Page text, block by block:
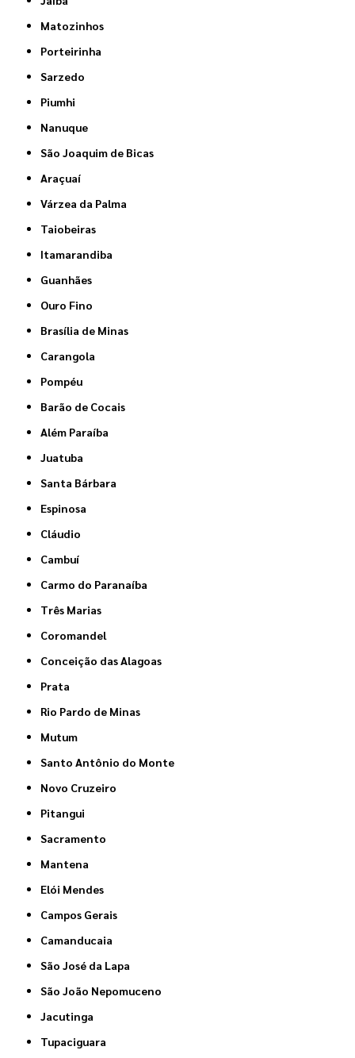
Matozinhos
Porteirinha
Sarzedo
Piumhi
Nanuque
São Joaquim de Bicas
Araçuaí
Várzea da Palma
Taiobeiras
Itamarandiba
Guanhães
Ouro Fino
Brasília de Minas
Carangola
Pompéu
Barão de Cocais
Além Paraíba
Juatuba
Santa Bárbara
Espinosa
Cláudio
Cambuí
Carmo do Paranaíba
Três Marias
Coromandel
Conceição das Alagoas
Prata
Rio Pardo de Minas
Mutum
Santo Antônio do Monte
Novo Cruzeiro
Pitangui
Sacramento
Mantena
Elói Mendes
Campos Gerais
Camanducaia
São José da Lapa
São João Nepomuceno
Jacutinga
Tupaciguara